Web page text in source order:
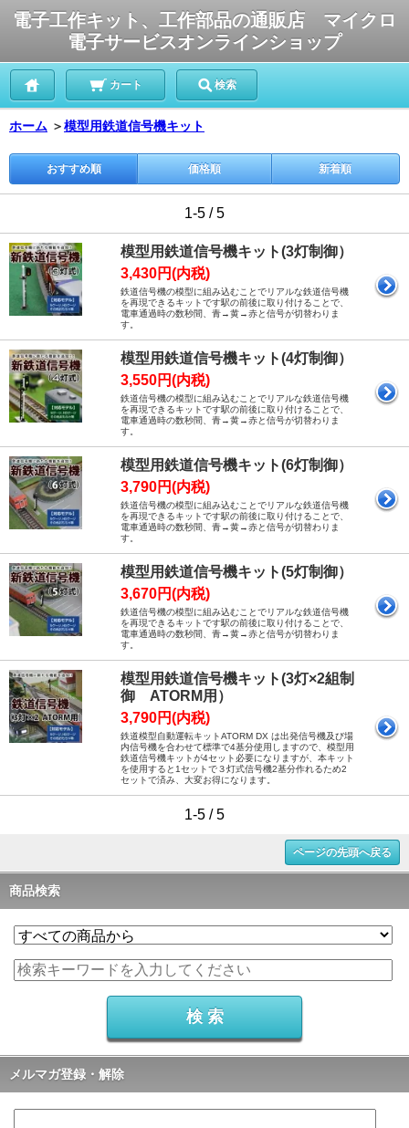
電子工作キット、工作部品の通販店 マイクロ
電子サービスオンラインショップ
カート 検索
ホーム ＞模型用鉄道信号機キット
おすすめ順 価格順 新着順
1-5 / 5
模型用鉄道信号機キット(3灯制御）
3,430円(内税)
鉄道信号機の模型に組み込むことでリアルな鉄道信号機
を再現できるキットです駅の前後に取り付けることで、
電車通過時の数秒間、青→黄→赤と信号が切替わりま
す。
模型用鉄道信号機キット(4灯制御）
3,550円(内税)
鉄道信号機の模型に組み込むことでリアルな鉄道信号機
を再現できるキットです駅の前後に取り付けることで、
電車通過時の数秒間、青→黄→赤と信号が切替わりま
す。
模型用鉄道信号機キット(6灯制御）
3,790円(内税)
鉄道信号機の模型に組み込むことでリアルな鉄道信号機
を再現できるキットです駅の前後に取り付けることで、
電車通過時の数秒間、青→黄→赤と信号が切替わりま
す。
模型用鉄道信号機キット(5灯制御）
3,670円(内税)
鉄道信号機の模型に組み込むことでリアルな鉄道信号機
を再現できるキットです駅の前後に取り付けることで、
電車通過時の数秒間、青→黄→赤と信号が切替わりま
す。
模型用鉄道信号機キット(3灯×2組制
御 ATORM用）
3,790円(内税)
鉄道模型自動運転キットATORM DX は出発信号機及び場
内信号機を合わせて標準で4基分使用しますので、模型用
鉄道信号機キットが4セット必要になりますが、本キット
を使用すると1セットで３灯式信号機2基分作れるため2
セットで済み、大変お得になります。
1-5 / 5
ページの先頭へ戻る
商品検索
メルマガ登録・解除